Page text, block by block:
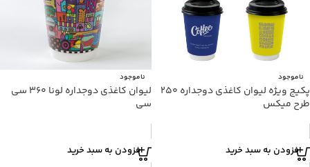
ناموجود
پکیج ویژه لیوان کاغذی دوجداره ۲۵۰
طرح میکس
افزودن به سبد خرید
ناموجود
لیوان کاغذی دوجداره لونا ۳۶۰ سی
سی
افزودن به سبد خرید